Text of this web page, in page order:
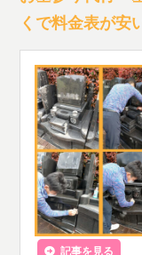
くで料金表が安
記事を見る